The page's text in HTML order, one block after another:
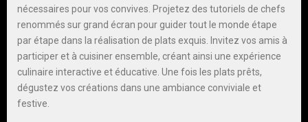
nécessaires pour vos convives. Projetez des tutoriels de chefs
renommés sur grand écran pour guider tout le monde étape
par étape dans la réalisation de plats exquis. Invitez vos amis à
participer et à cuisiner ensemble, créant ainsi une expérience
culinaire interactive et éducative. Une fois les plats prêts,
dégustez vos créations dans une ambiance conviviale et
festive.